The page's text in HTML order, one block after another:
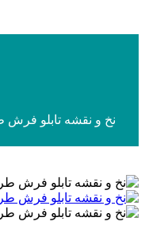
نخ و نقشه تابلو فرش طبیعت کد 19